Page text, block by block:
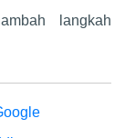
langkah